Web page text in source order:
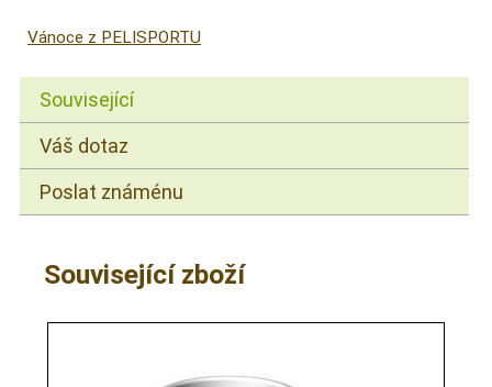
Vánoce z PELISPORTU
Související
Váš dotaz
Poslat známénu
Související zboží